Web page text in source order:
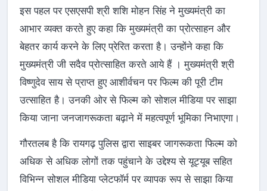
इस पहल पर एसएसपी श्री शशि मोहन सिंह ने मुख्यमंत्री का
आभार व्यक्त करते हुए कहा कि मुख्यमंत्री का प्रोत्साहन और
बेहतर कार्य करने के लिए प्रेरित करता है। उन्होंने कहा कि
मुख्यमंत्री जी सदैव प्रोत्साहित करते आये हैं । मुख्यमंत्री श्री
विष्णुदेव साय से प्राप्त हुए आशीर्वचन पर फिल्म की पूरी टीम
उत्साहित है। उनकी ओर से फिल्म को सोशल मीडिया पर साझा
किया जाना जनजागरूकता बढ़ाने में महत्वपूर्ण भूमिका निभाएगा।
गौरतलब है कि रायगढ़ पुलिस द्वारा साइबर जागरूकता फिल्म को
अधिक से अधिक लोगों तक पहुंचाने के उद्देश्य से यूट्यूब सहित
विभिन्न सोशल मीडिया प्लेटफॉर्म पर व्यापक रूप से साझा किया